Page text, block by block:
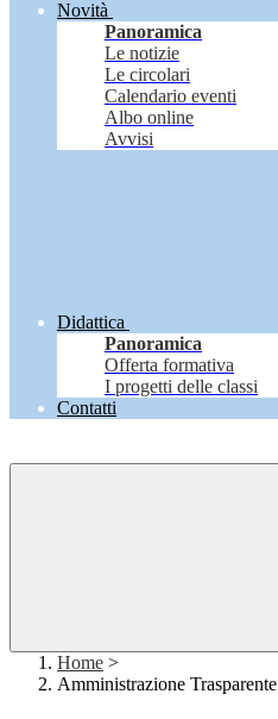
Novità
Panoramica
Le notizie
Le circolari
Calendario eventi
Albo online
Avvisi
Didattica
Panoramica
Offerta formativa
I progetti delle classi
Contatti
Home >
Amministrazione Trasparente